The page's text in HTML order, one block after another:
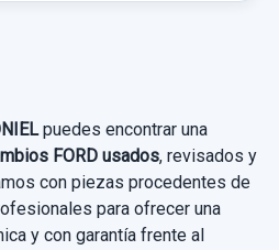
CHAMPIONS EDITION
8A61A045H17AG
CHAMPIONS EDITION
puedes encontrar una
FORD usados, revisados y
con piezas procedentes de
para ofrecer una
y con garantía frente al